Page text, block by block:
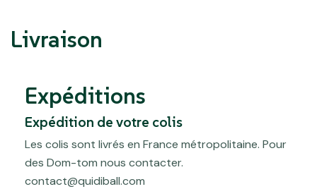
Livraison
Expéditions
Expédition de votre colis
Les colis sont livrés en France métropolitaine. Pour
des Dom-tom nous contacter.
contact@quidiball.com